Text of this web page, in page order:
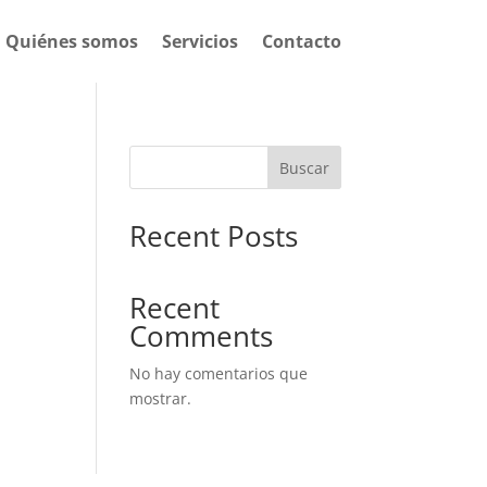
Quiénes somos Servicios Contacto
Buscar
Recent Posts
Recent
Comments
No hay comentarios que
mostrar.